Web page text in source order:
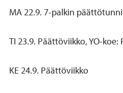
MA 22.9. 7-palkin
TI 23.9. Päättöviikko, YO-koe:
KE 24.9. Päättöviikko